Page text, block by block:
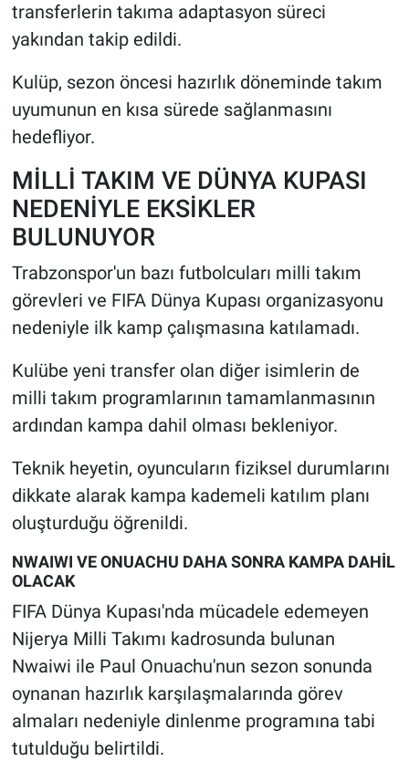
transferlerin takıma adaptasyon süreci
yakından takip edildi.
Kulüp, sezon öncesi hazırlık döneminde takım
uyumunun en kısa sürede sağlanmasını
hedefliyor.
MİLLİ TAKIM VE DÜNYA KUPASI
NEDENİYLE EKSİKLER
BULUNUYOR
Trabzonspor'un bazı futbolcuları milli takım
görevleri ve FIFA Dünya Kupası organizasyonu
nedeniyle ilk kamp çalışmasına katılamadı.
Kulübe yeni transfer olan diğer isimlerin de
milli takım programlarının tamamlanmasının
ardından kampa dahil olması bekleniyor.
Teknik heyetin, oyuncuların fiziksel durumlarını
dikkate alarak kampa kademeli katılım planı
oluşturduğu öğrenildi.
NWAIWI VE ONUACHU DAHA SONRA KAMPA DAHİL
OLACAK
FIFA Dünya Kupası'nda mücadele edemeyen
Nijerya Milli Takımı kadrosunda bulunan
Nwaiwi ile Paul Onuachu'nun sezon sonunda
oynanan hazırlık karşılaşmalarında görev
almaları nedeniyle dinlenme programına tabi
tutulduğu belirtildi.